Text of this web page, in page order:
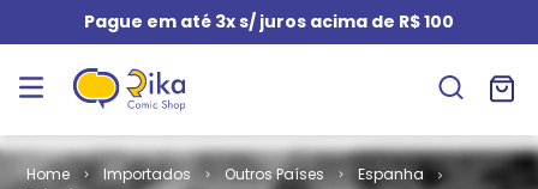
Pague em até 3x s/ juros acima de R$ 100
Importados Outros Países
Espanha